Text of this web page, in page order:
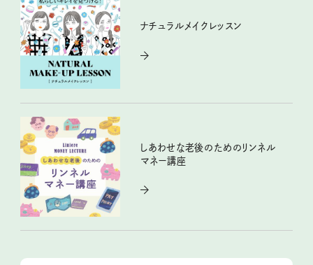
ナチュラルメイクレッスン
しあわせな老後のためのリンネル
マネー講座